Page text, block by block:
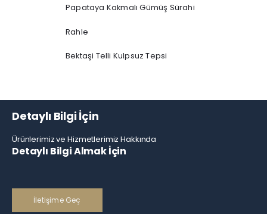
Papataya Kakmalı Gümüş Sürahi
Rahle
Bektaşi Telli Kulpsuz Tepsi
Detaylı Bilgi İçin
Ürünlerimiz ve Hizmetlerimiz Hakkında
Detaylı Bilgi Almak İçin
İletişime Geç